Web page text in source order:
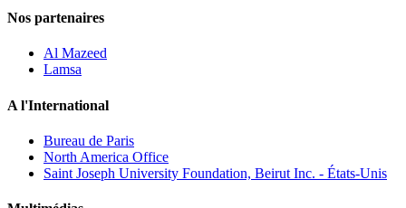
Nos partenaires
Al Mazeed
Lamsa
A l'International
Bureau de Paris
North America Office
Saint Joseph University Foundation, Beirut Inc. - États-Unis